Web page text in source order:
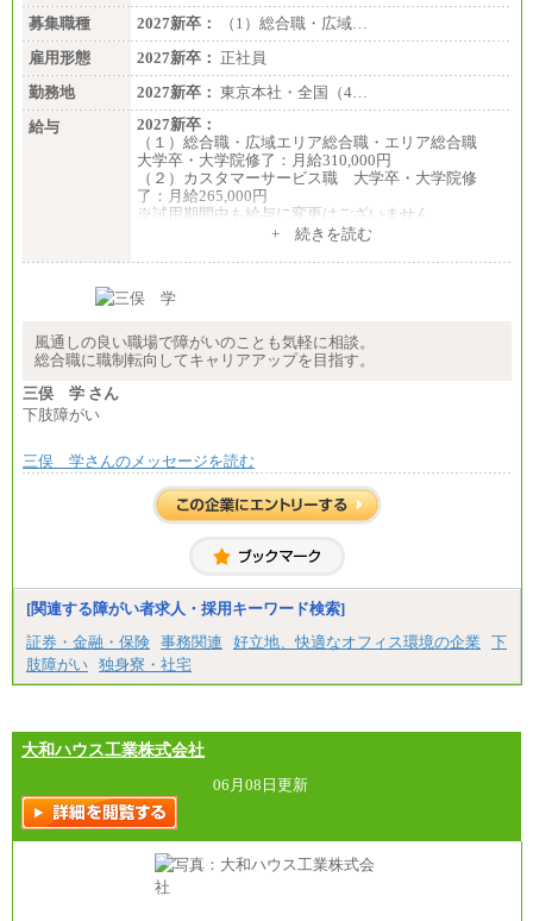
募集職種
2027新卒：
（1）総合職・広域…
雇用形態
2027新卒： 正社員
勤務地
2027新卒： 東京本社・全国（4…
給与
2027新卒：
（１）総合職・広域エリア総合職・エリア総合職
大学卒・大学院修了：月給310,000円
（２）カスタマーサービス職 大学卒・大学院修
了：月給265,000円
※試用期間中も給与に変更はございません
+ 続きを読む
風通しの良い職場で障がいのことも気軽に相談。
総合職に職制転向してキャリアアップを目指す。
三俣 学 さん
下肢障がい
三俣 学さんのメッセージを読む
[関連する障がい者求人・採用キーワード検索]
証券・金融・保険 事務関連 好立地、快適なオフィス環境の企業
下
肢障がい 独身寮・社宅
大和ハウス工業株式会社
06月08日更新